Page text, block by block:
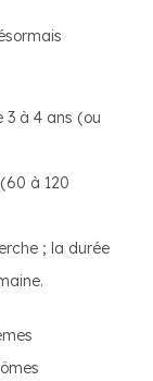
à 4 ans (ou
à 120
; la durée